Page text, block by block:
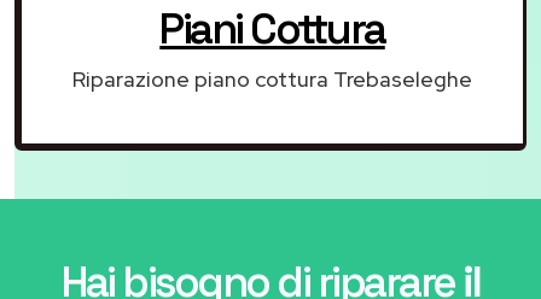
Piani Cottura
Riparazione piano cottura Trebaseleghe
Hai bisogno di riparareil